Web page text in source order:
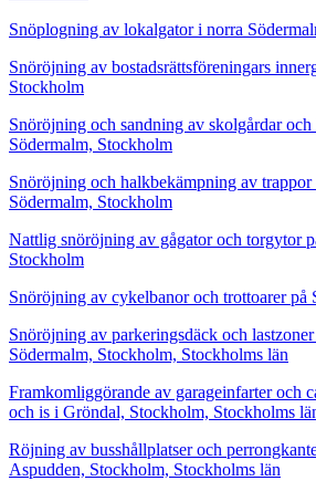
Snöplogning av lokalgator i norra
Snöröjning av bostadsrättsföreningars
Stockholm
Snöröjning och sandning av skolgårdar och
Södermalm, Stockholm
Snöröjning och halkbekämpning av trappor
Södermalm, Stockholm
Nattlig snöröjning av gågator och torgytor
Stockholm
Snöröjning av cykelbanor och trottoarer på
Snöröjning av parkeringsdäck och
Södermalm, Stockholm, Stockholms län
Framkomliggörande av garageinfarter och
och is i Gröndal, Stockholm, Stockholms
Röjning av busshållplatser och
Aspudden, Stockholm, Stockholms län